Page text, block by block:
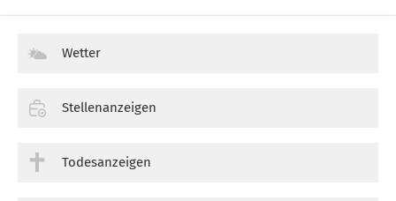
Wetter
Stellenanzeigen
Todesanzeigen